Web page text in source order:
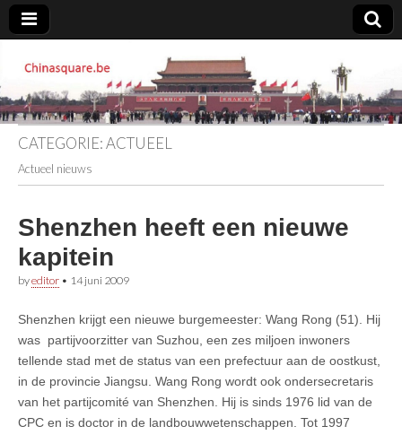
Chinasquare.be
CATEGORIE:ACTUEEL
Actueel nieuws
Shenzhen heeft een nieuwe
kapitein
byeditor • 14 juni 2009
Shenzhen krijgt een nieuwe burgemeester: Wang Rong (51). Hij
was partijvoorzitter van Suzhou, een zes miljoen inwoners
tellende stad met de status van een prefectuur aan de oostkust,
in de provincie Jiangsu. Wang Rong wordt ook ondersecretaris
van het partijcomité van Shenzhen. Hij is sinds 1976 lid van de
CPC en is doctor in de landbouwwetenschappen. Tot 1997